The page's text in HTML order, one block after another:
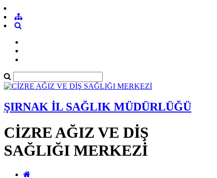
ŞIRNAK İL SAĞLIK MÜDÜRLÜĞÜ
CİZRE AĞIZ VE DİŞ
SAĞLIĞI MERKEZİ